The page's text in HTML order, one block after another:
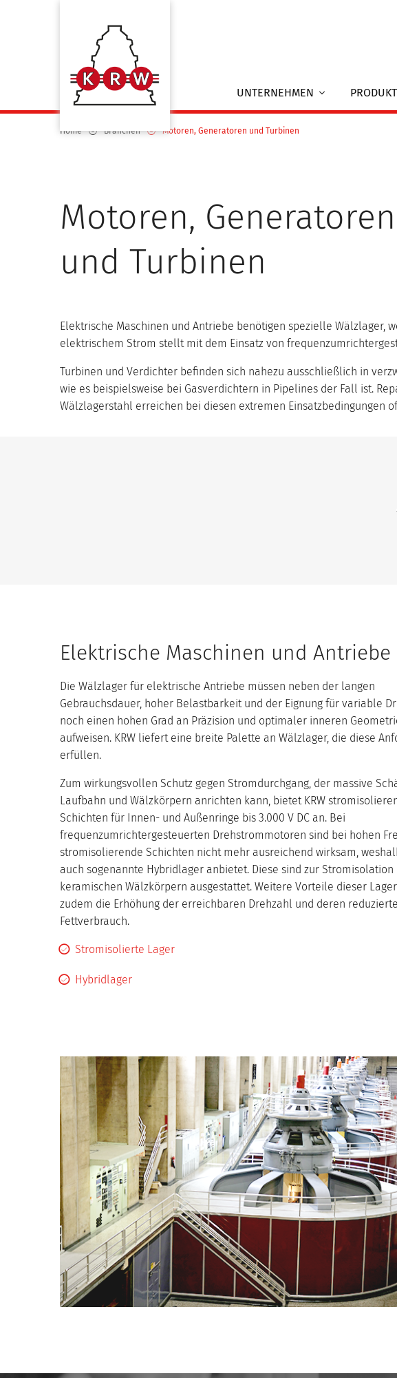
UNTERNEHMEN
Home Branchen Motoren, Generatoren und Turbinen
Motoren, Generatoren
und Turbinen
Elektrische Maschinen und Antriebe benötigen spezielle Wälzlager,
elektrischem Strom stellt mit dem Einsatz von
Turbinen und Verdichter befinden sich nahezu ausschließlich in
wie es beispielsweise bei Gasverdichtern in Pipelines der Fall ist.
Wälzlagerstahl erreichen bei diesen extremen Einsatzbedingungen
Elektrische Maschinen und Antriebe
Die Wälzlager für elektrische Antriebe müssen neben der langen
Gebrauchsdauer, hoher Belastbarkeit und der Eignung für variable
noch einen hohen Grad an Präzision und optimaler inneren
aufweisen. KRW liefert eine breite Palette an Wälzlager, die diese
erfüllen.
Zum wirkungsvollen Schutz gegen Stromdurchgang, der massive
Laufbahn und Wälzkörpern anrichten kann, bietet KRW
Schichten für Innen- und Außenringe bis 3.000 V DC an. Bei
frequenzumrichtergesteuerten Drehstrommotoren sind bei hohen
stromisolierende Schichten nicht mehr ausreichend wirksam,
auch sogenannte Hybridlager anbietet. Diese sind zur Stromisolation
keramischen Wälzkörpern ausgestattet. Weitere Vorteile dieser
zudem die Erhöhung der erreichbaren Drehzahl und deren
Fettverbrauch.
Stromisolierte Lager
Hybridlager